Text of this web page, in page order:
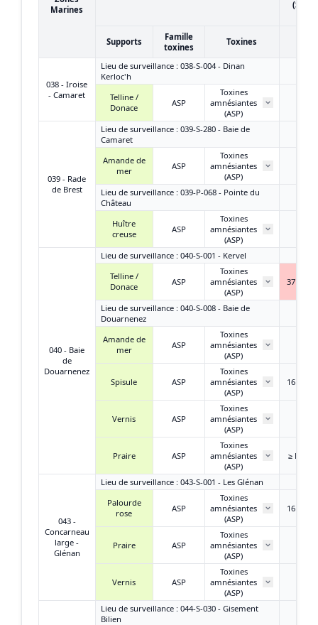
Marines
Supports
Famille
toxines
Toxines
038 - Iroise
- Camaret
Lieu de surveillance : 038-S-004 - Dinan
Kerloc'h
Telline /
Donace
ASP
Toxines
amnésiantes
(ASP)
039 - Rade
de Brest
Lieu de surveillance : 039-S-280 - Baie de
Camaret
Amande de
mer
ASP
Toxines
amnésiantes
(ASP)
Lieu de surveillance : 039-P-068 - Pointe du
Château
Huître
creuse
ASP
Toxines
amnésiantes
(ASP)
040 - Baie
de
Douarnenez
Lieu de surveillance : 040-S-001 - Kervel
Telline /
Donace
ASP
Toxines
amnésiantes
(ASP)
37 mg
Lieu de surveillance : 040-S-008 - Baie de
Douarnenez
Amande de
mer
ASP
Toxines
amnésiantes
(ASP)
Spisule ASP
Toxines
amnésiantes
(ASP)
16 mg
Vernis ASP
Toxines
amnésiantes
(ASP)
Praire ASP
Toxines
amnésiantes
(ASP)
≥ LD et
043 -
Concarneau
large -
Glénan
Lieu de surveillance : 043-S-001 - Les Glénan
Palourde
rose
ASP
Toxines
amnésiantes
(ASP)
16 mg
Praire ASP
Toxines
amnésiantes
(ASP)
Vernis ASP
Toxines
amnésiantes
(ASP)
Lieu de surveillance : 044-S-030 - Gisement
Bilien